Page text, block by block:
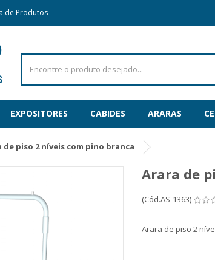
de Produtos
EXPOSITORES CABIDES ARARAS
de piso 2 níveis com pino branca
Arara de
(Cód.AS-1363)
Arara de piso 2